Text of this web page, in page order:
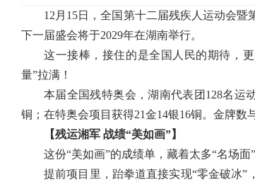
12月15日，全国第十二届残疾人运动会
下一届盛会将于2029年在湖南举行。
这一接棒，接住的是全国人民的期待，
量”拉满！
本届全国残特奥会，湖南代表团128名运
铜；在特奥会项目获得21金14银16铜。金牌数
【残运湘军 战绩“美如画”】
这份“美如画”的成绩单，藏着太多“名场面
提前项目里，跆拳道直接实现“零金破冰”